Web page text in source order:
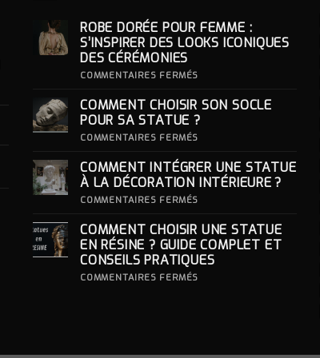
ROBE DORÉE POUR FEMME :
S’INSPIRER DES LOOKS ICONIQUES
DES CÉRÉMONIES
COMMENTAIRES FERMÉS
POUR
FEMME
ICONIQUES
DES
CÉRÉMONIES
COMMENT CHOISIR SON SOCLE
POUR SA STATUE ?
COMMENTAIRES FERMÉS
SON
SOCLE
POUR
COMMENT INTÉGRER UNE STATUE
À LA DÉCORATION INTÉRIEURE ?
COMMENTAIRES FERMÉS
UNE
STATUE
À
LA
COMMENT CHOISIR UNE STATUE
EN RÉSINE ? GUIDE COMPLET ET
CONSEILS PRATIQUES
COMMENTAIRES FERMÉS